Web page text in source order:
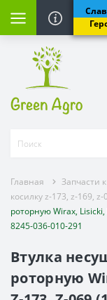
роторным
косилку
z-173, z-169,
на опрыскиватель
Польша,
бака и рамы
вала
Главная Запчасти
косилку z-173, z-169, z-
роторную Wirax,
8245-036-010-291
Втулка
роторную